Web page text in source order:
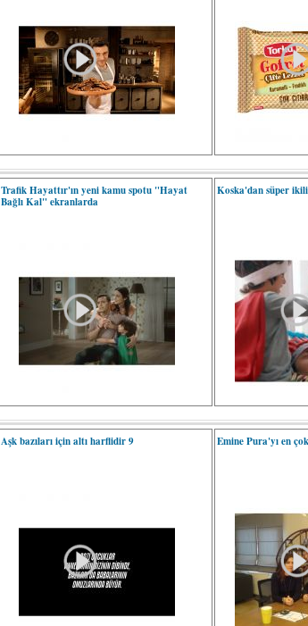
Trafik Hayattır'ın yeni kamu spotu "Hayat
Bağlı Kal" ekranlarda
Koska'dan süper
Aşk bazıları için altı harflidir 9 Emine Pura'yı en